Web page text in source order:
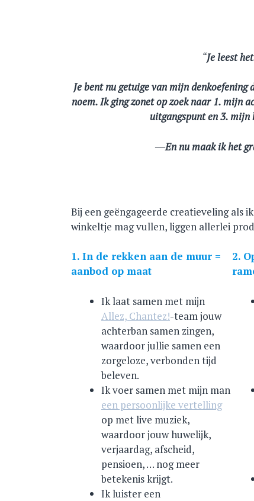
Je leest
Je bent nu getuige van mijn
noem. Ik ging zonet op zoek naar 1. mijn
uitgangspunt en 3. mijn
En nu maak ik het
Bij een geëngageerde creatieveling als
winkeltje mag vullen, liggen allerlei
1. In de rekken aan de muur =
aanbod op maat
Ik laat samen met mijn
Allez, Chantez!-team jouw
achterban samen zingen,
waardoor jullie samen een
zorgeloze, verbonden tijd
beleven.
Ik voer samen met mijn man
een persoonlijke vertelling
op met live muziek,
waardoor jouw huwelijk,
verjaardag, afscheid,
pensioen, … nog meer
betekenis krijgt.
Ik luister een
2.